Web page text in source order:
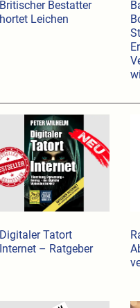
Britischer Bestatter
hortet Leichen
Digitaler Tatort
Internet – Ratgeber